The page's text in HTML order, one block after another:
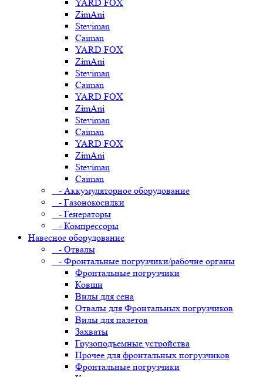
YARD FOX
ZimAni
Steviman
Caiman
YARD FOX
ZimAni
Steviman
Caiman
YARD FOX
ZimAni
Steviman
Caiman
YARD FOX
ZimAni
Steviman
Caiman
- Аккумуляторное оборудование
- Газонокосилки
- Генераторы
- Компрессоры
Навесное оборудование
- Отвалы
- Фронтальные погрузчики/рабочие органы
Фронтальные погрузчики
Ковши
Вилы для сена
Отвалы для Фронтальных погрузчиков
Вилы для палетов
Захваты
Грузоподъемные устройства
Прочее для фронтальных погрузчиков
Фронтальные погрузчики